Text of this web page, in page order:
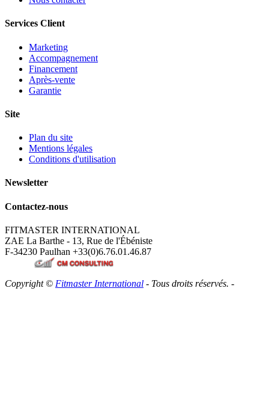
Services Client
Marketing
Accompagnement
Financement
Après-vente
Garantie
Site
Plan du site
Mentions légales
Conditions d'utilisation
Newsletter
Contactez-nous
FITMASTER INTERNATIONAL
ZAE La Barthe - 13, Rue de l'Ébéniste
F-34230 Paulhan +33(0)6.76.01.46.87
Copyright © Fitmaster International - Tous droits réservés. -